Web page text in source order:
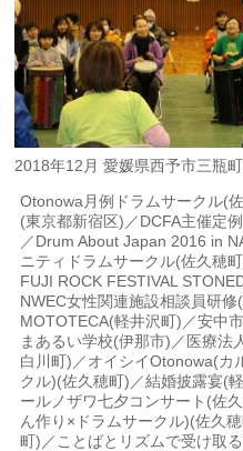
2018年12月 愛媛県西予市三瓶
Otonowa月例ドラムサークル(
(東京都新宿区)／DCFA主催定
／Drum About Japan 2016 in
ニティドラムサークル(佐久穂
FUJI ROCK FESTIVAL
NWEC女性関連施設相談員研
MOTOTECA(軽井沢町)／安中
まあるい学校(伊那市)／医療法
白川町)／オイシイOtonowa(カ
クル)(佐久穂町)／結婚披露宴(
ールノザワ七夕コンサート(佐
ん作り×ドラムサークル)(佐久
町)／ことばとリズムで受け取